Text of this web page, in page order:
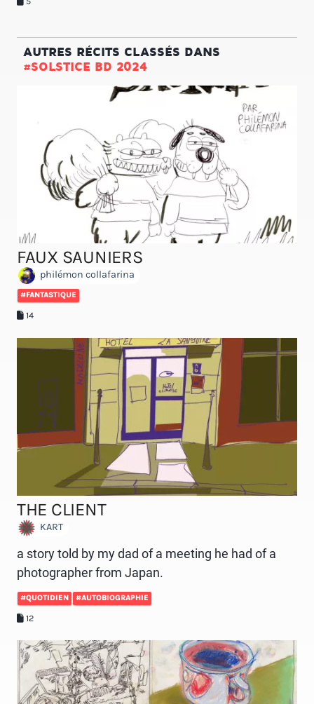
AUTRES RÉCITS CLASSÉS DANS
#SOLSTICE BD 2024
FAUX SAUNIERS
philémon collafarina
#FANTASTIQUE
14
THE CLIENT
KART
a story told by my dad of a meeting he had of a
photographer from Japan.
#QUOTIDIEN #AUTOBIOGRAPHIE
12